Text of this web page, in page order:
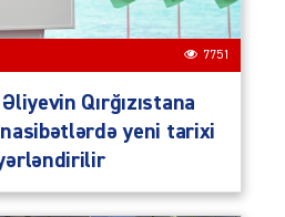
7751
Qırğızıstana
yeni tarixi